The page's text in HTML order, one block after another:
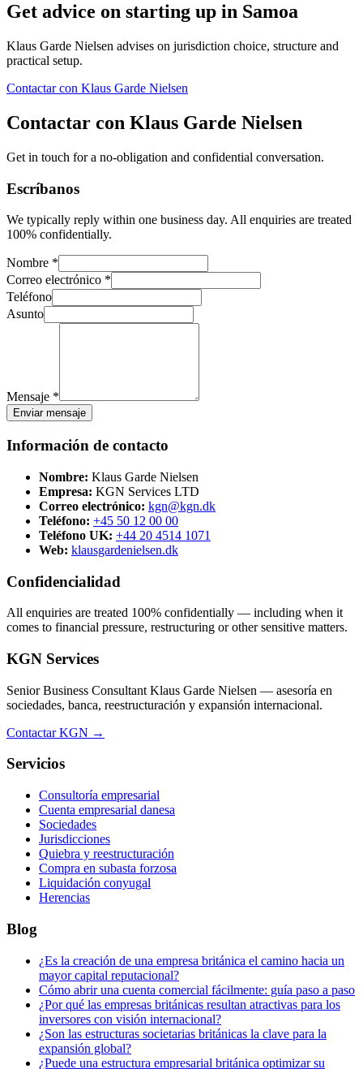
Get advice on starting up in Samoa
Klaus Garde Nielsen advises on jurisdiction choice, structure and
practical setup.
Contactar con Klaus Garde Nielsen
Contactar con Klaus Garde Nielsen
Get in touch for a no-obligation and confidential conversation.
Escríbanos
We typically reply within one business day. All enquiries are treated
100% confidentially.
Nombre *
Correo electrónico *
Teléfono
Asunto
Mensaje *
Enviar mensaje
Información de contacto
Nombre: Klaus Garde Nielsen
Empresa: KGN Services LTD
Correo electrónico: kgn@kgn.dk
Teléfono: +45 50 12 00 00
Teléfono UK: +44 20 4514 1071
Web: klausgardenielsen.dk
Confidencialidad
All enquiries are treated 100% confidentially — including when it
comes to financial pressure, restructuring or other sensitive matters.
KGN Services
Senior Business Consultant Klaus Garde Nielsen — asesoría en
sociedades, banca, reestructuración y expansión internacional.
Contactar KGN →
Servicios
Consultoría empresarial
Cuenta empresarial danesa
Sociedades
Jurisdicciones
Quiebra y reestructuración
Compra en subasta forzosa
Liquidación conyugal
Herencias
Blog
¿Es la creación de una empresa británica el camino hacia un
mayor capital reputacional?
Cómo abrir una cuenta comercial fácilmente: guía paso a paso
¿Por qué las empresas británicas resultan atractivas para los
inversores con visión internacional?
¿Son las estructuras societarias británicas la clave para la
expansión global?
¿Puede una estructura empresarial británica optimizar su